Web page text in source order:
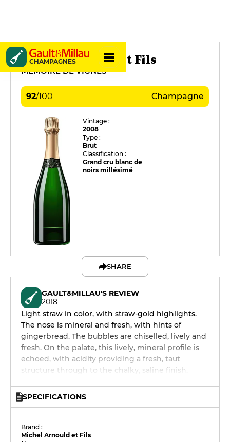
CHAMPAGNES
Michel Arnould et Fils
MÉMOIRE DE VIGNES
92/100 Champagne
Vintage :
2008
Type :
Brut
Classification :
Grand cru blanc de
noirs millésimé
SHARE
GAULT&MILLAU'S REVIEW
2018
Light straw in color, with straw-gold highlights.
The nose is mineral and fresh, with hints of
gingerbread. The bubbles are chiselled, lively and
fresh. On the palate, this lively, mineral profile is
echoed, with acidity providing a fresh, taut
structure through to the chalky, saline finish.
SPECIFICATIONS
Brand :
Michel Arnould et Fils